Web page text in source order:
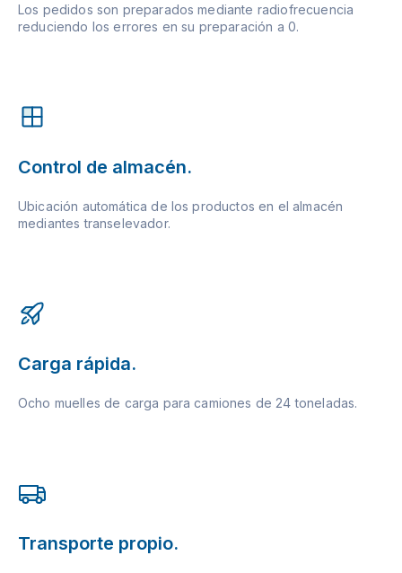
Los pedidos son preparados mediante radiofrecuencia
reduciendo los errores en su preparación a 0.
Control de almacén.
Ubicación automática de los productos en el almacén
mediantes transelevador.
Carga rápida.
Ocho muelles de carga para camiones de 24 toneladas.
Transporte propio.